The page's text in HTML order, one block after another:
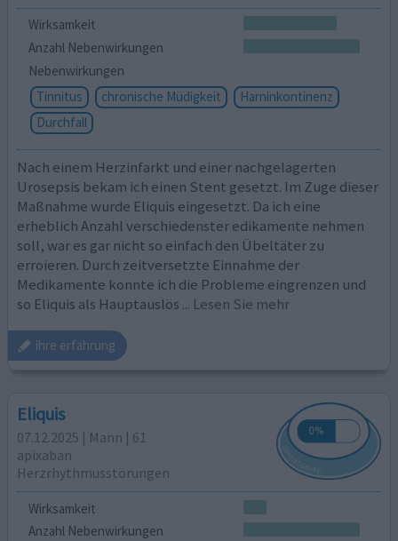
Wirksamkeit
Anzahl Nebenwirkungen
Nebenwirkungen
Tinnitus
chronische Müdigkeit
Harninkontinenz
Durchfall
Nach einem Herzinfarkt und einer nachgelagerten
Urosepsis bekam ich einen Stent gesetzt. Im Zuge dieser
Maßnahme wurde Eliquis eingesetzt. Da ich eine
erheblich Anzahl verschiedenster edikamente nehmen
soll, war es gar nicht so einfach den Übeltäter zu
erroieren. Durch zeitversetzte Einnahme der
Medikamente konnte ich die Probleme eingrenzen und
so Eliquis als Hauptauslös ... Lesen Sie mehr
ihre erfahrung
Eliquis
07.12.2025 | Mann | 61
apixaban
Herzrhythmusstörungen
Wirksamkeit
Anzahl Nebenwirkungen